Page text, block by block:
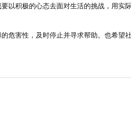
以积极的心态去面对生活的挑战，用实
危害性，及时停止并寻求帮助。也希望